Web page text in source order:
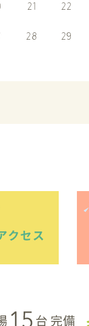
21 22
28 29